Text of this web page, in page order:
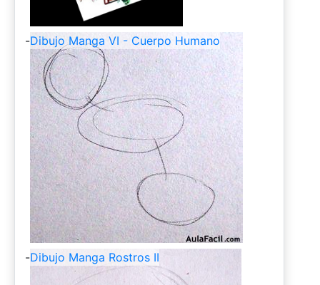
-Dibujo Manga VI - Cuerpo Humano
-Dibujo Manga Rostros II